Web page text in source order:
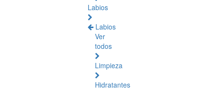
Labios
Labios
Ver
todos
Limpieza
Hidratantes